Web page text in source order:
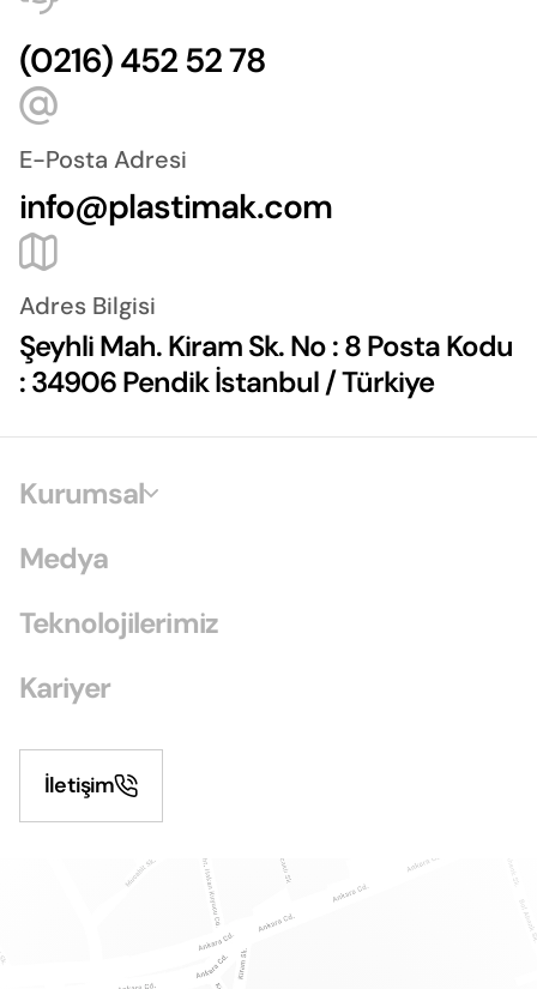
(0216) 452 52 78
E-Posta Adresi
info@plastimak.com
Adres Bilgisi
Şeyhli Mah. Kiram Sk. No : 8 Posta Kodu
: 34906 Pendik İstanbul / Türkiye
Kurumsal
Medya
Teknolojilerimiz
Kariyer
İletişim